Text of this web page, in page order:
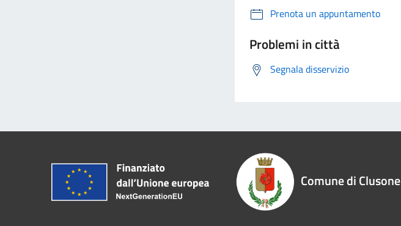
Prenota un appuntamento
Problemi in città
Segnala disservizio
Comune di Clusone